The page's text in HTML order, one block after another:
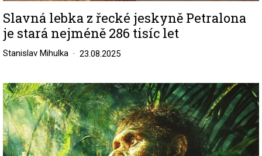
Slavná lebka z řecké jeskyně Petralona
je stará nejméně 286 tisíc let
Stanislav Mihulka 23.08.2025
Image